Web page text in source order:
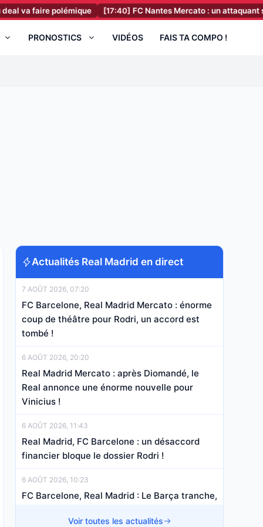
polémique [17:40] FC Nantes Mercato : un attaquant sur le
PRONOSTICS VIDÉOS FAIS TA COMPO !
Actualités Real Madrid en direct
7 AOÛT 2026, 07:20
FC Barcelone, Real Madrid Mercato : énorme
coup de théâtre pour Rodri, un accord est
tombé !
6 AOÛT 2026, 20:20
Real Madrid Mercato : après Diomandé, le
Real annonce une énorme nouvelle pour
Vinicius !
6 AOÛT 2026, 11:43
Real Madrid, FC Barcelone : un désaccord
financier bloque le dossier Rodri !
6 AOÛT 2026, 10:23
FC Barcelone, Real Madrid : Le Barça tranche,
rebondissementVoir toutes les actualités